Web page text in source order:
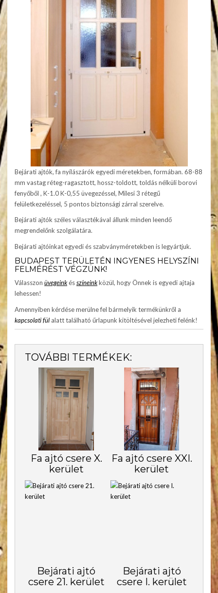
Bejárati ajtók, fa nyílászárók egyedi méretekben, formában. 68-88
mm vastag réteg-ragasztott, hossz-toldott, toldás nélküli borovi
fenyőből , K-1.0 K-0,55 üvegezéssel, Milesi 3 rétegű
felületkezeléssel, 5 pontos biztonsági zárral szerelve.
Bejárati ajtók széles választékával állunk minden leendő
megrendelőnk szolgálatára.
Bejárati ajtóinkat egyedi és szabványméretekben is legyártjuk.
BUDAPEST TERÜLETÉN INGYENES HELYSZÍNI
FELMÉRÉST VÉGZÜNK!
Válasszon üvegeinkésszíneinkközül, hogy Önnek is egyedi ajtaja
lehessen!
Amennyiben kérdése merülne fel bármelyik termékünkről a
kapcsolati fül alatt található űrlapunk kitöltésével jelezheti felénk!
TOVÁBBI TERMÉKEK:
Fa ajtó csere X.
kerület
Fa ajtó csere XXI.
kerület
Bejárati ajtó
csere 21. kerület
Bejárati ajtó
csere I. kerület